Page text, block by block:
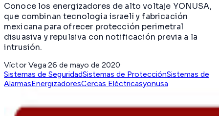
Conoce los energizadores de alto voltaje YONUSA,
que combinan tecnología israelí y fabricación
mexicana para ofrecer protección perimetral
disuasiva y repulsiva con notificación previa a la
intrusión.
Víctor Vega·26 de mayo de 2020·
Sistemas de SeguridadSistemas de ProtecciónSistemas de
AlarmasEnergizadoresCercas Eléctricasyonusa